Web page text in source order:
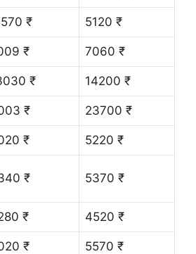
₹ 5120 ₹
₹ 7060 ₹
₹ 14200 ₹
₹ 23700 ₹
₹ 5220 ₹
₹ 5370 ₹
₹ 4520 ₹
₹ 5570 ₹